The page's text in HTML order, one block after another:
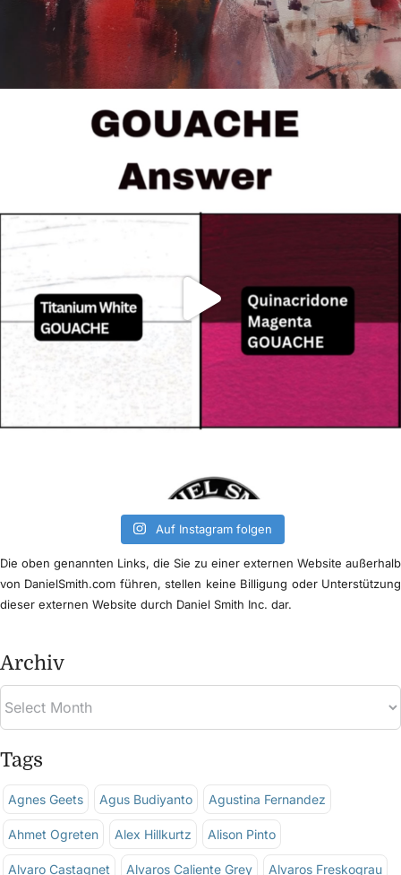
Auf Instagram folgen
Die oben genannten Links, die Sie zu einer externen Website außerhalb
von DanielSmith.com führen, stellen keine Billigung oder Unterstützung
dieser externen Website durch Daniel Smith Inc. dar.
Archiv
Tags
Agnes Geets Agus Budiyanto Agustina Fernandez
Ahmet Ogreten Alex Hillkurtz Alison Pinto
Alvaro Castagnet Alvaros Caliente Grey Alvaros Freskograu